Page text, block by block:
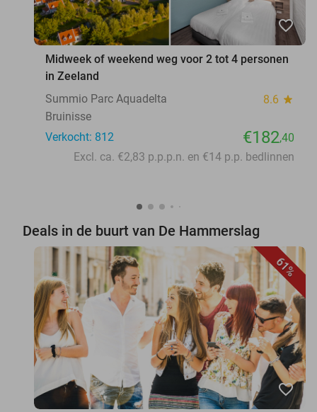
favorite_border
Midweek of weekend weg voor 2 tot 4 personen
in Zeeland
Summio Parc Aquadelta
8.6 star
Bruinisse
Verkocht: 812
€182,40
Excl. ca. €2,83 p.p.p.n. en €14 p.p. bedlinnen
Deals in de buurt van De Hammerslag
61%
favorite_border